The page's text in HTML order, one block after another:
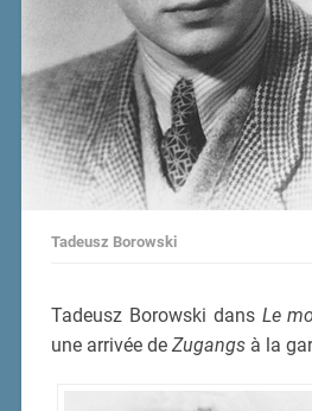
Tadeusz Borowski
Tadeusz Borowski dans Le
une arrivée de Zugangsà la